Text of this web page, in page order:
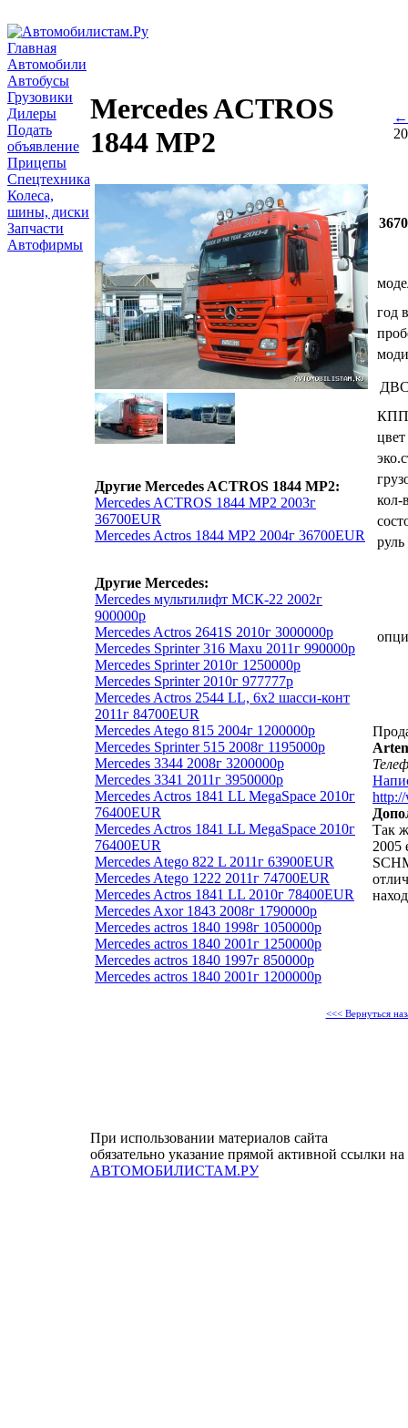
Главная
Автомобили
Автобусы
Грузовики
Дилеры
Подать
объявление
Прицепы
Спецтехника
Колеса,
шины, диски
Запчасти
Автофирмы
Mercedes ACTROS
1844 MP2
←
Другие Mercedes ACTROS 1844 MP2:
Mercedes ACTROS 1844 MP2 2003г
36700EUR
Mercedes Actros 1844 MP2 2004г 36700EUR
Другие Mercedes:
Mercedes мультилифт МСК-22 2002г
900000р
Mercedes Actros 2641S 2010г 3000000р
Mercedes Sprinter 316 Maxu 2011г 990000р
Mercedes Sprinter 2010г 1250000р
Mercedes Sprinter 2010г 977777р
Mercedes Actros 2544 LL, 6х2 шасси-конт
2011г 84700EUR
Mercedes Atego 815 2004г 1200000р
Mercedes Sprinter 515 2008г 1195000р
Mercedes 3344 2008г 3200000р
Mercedes 3341 2011г 3950000р
Mercedes Actros 1841 LL MegaSpace 2010г
76400EUR
Mercedes Actros 1841 LL MegaSpace 2010г
76400EUR
Mercedes Atego 822 L 2011г 63900EUR
Mercedes Atego 1222 2011г 74700EUR
Mercedes Actros 1841 LL 2010г 78400EUR
Mercedes Axor 1843 2008г 1790000р
Mercedes actros 1840 1998г 1050000р
Mercedes actros 1840 2001г 1250000р
Mercedes actros 1840 1997г 850000р
Mercedes actros 1840 2001г 1200000р
год
КПП
цвет
кол-
руль
Так
2005
<<< Вернуться
При использовании материалов сайта
обязательно указание прямой активной ссылки на
АВТОМОБИЛИСТАМ.РУ